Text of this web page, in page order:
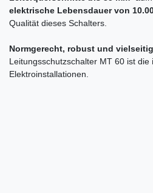
elektrische Lebensdauer von
Qualität dieses Schalters.
Normgerecht, robust und vielseitig
Leitungsschutzschalter MT 60 ist
Elektroinstallationen.